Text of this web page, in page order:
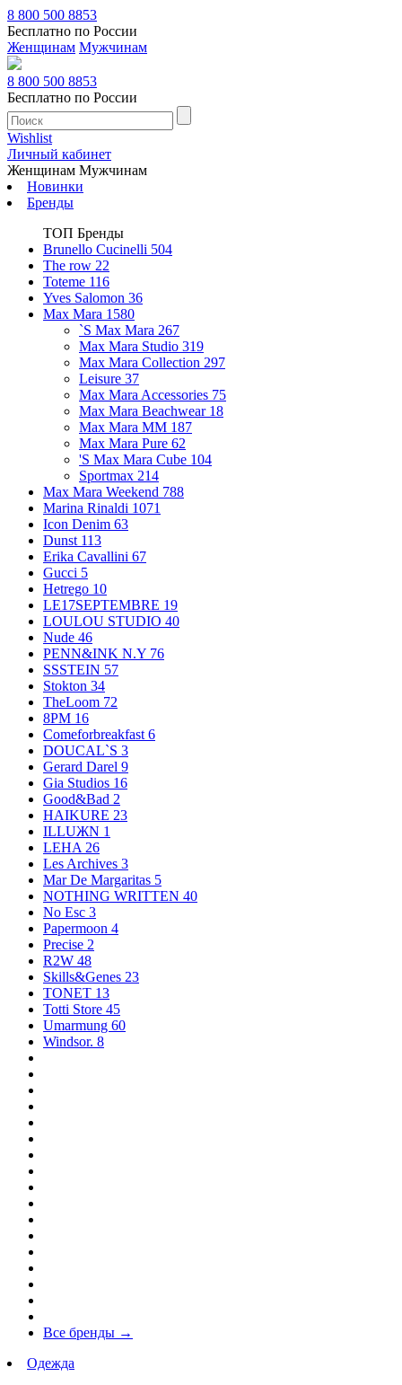
8 800 500 8853
Бесплатно по России
Женщинам Мужчинам
8 800 500 8853
Бесплатно по России
Wishlist
Личный кабинет
Женщинам Мужчинам
Новинки
Бренды
ТОП Бренды
Brunello Cucinelli 504
The row 22
Toteme 116
Yves Salomon 36
Max Mara 1580
`S Max Mara 267
Max Mara Studio 319
Max Mara Collection 297
Leisure 37
Max Mara Accessories 75
Max Mara Beachwear 18
Max Mara MM 187
Max Mara Pure 62
'S Max Mara Cube 104
Sportmax 214
Max Mara Weekend 788
Marina Rinaldi 1071
Icon Denim 63
Dunst 113
Erika Cavallini 67
Gucci 5
Hetrego 10
LE17SEPTEMBRE 19
LOULOU STUDIO 40
Nude 46
PENN&INK N.Y 76
SSSTEIN 57
Stokton 34
TheLoom 72
8PM 16
Comeforbreakfast 6
DOUCAL`S 3
Gerard Darel 9
Gia Studios 16
Good&Bad 2
HAIKURE 23
ILLUЖN 1
LEHA 26
Les Archives 3
Mar De Margaritas 5
NOTHING WRITTEN 40
No Esc 3
Papermoon 4
Precise 2
R2W 48
Skills&Genes 23
TONET 13
Totti Store 45
Umarmung 60
Windsor. 8
Все бренды →
Одежда